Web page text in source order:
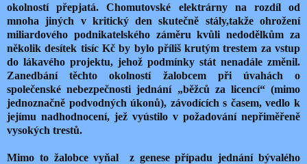
okolností přepjatá. Chomutovské elektrárny na rozdíl od
mnoha jiných v kritický den skutečně stály,takže ohrožení
miliardového podnikatelského záměru kvůli nedodělkům za
několik desítek tisíc Kč by bylo příliš krutým trestem za vstup
do lákavého projektu, jehož podmínky stát nenadále změnil.
Zanedbání těchto okolností žalobcem při úvahách o
společenské nebezpečnosti jednání „běžců za licencí“ (mimo
jednoznačně podvodných úkonů), závodících s časem, vedlo k
jejímu nadhodnocení, jež vyústilo v požadování nepřiměřeně
vysokých trestů.
Mimo to žalobce vyňal z genese případu jednání bývalého